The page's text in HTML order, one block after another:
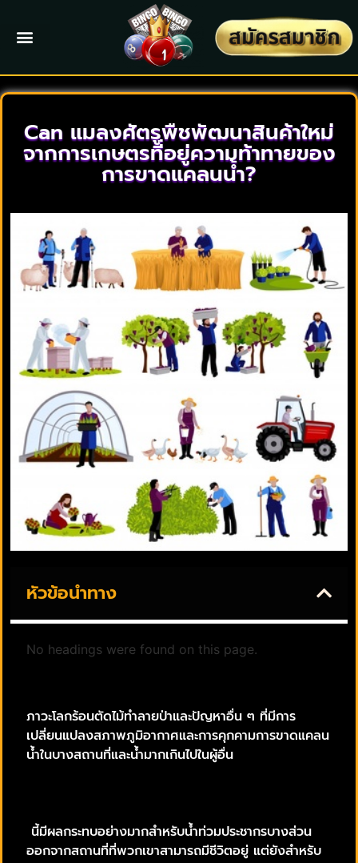
Can แมลงศัตรูพืชพัฒนาสินค้าใหม่
จากการเกษตรที่อยู่ความท้าทายของ
การขาดแคลนน้ำ?
หัวข้อนำทาง
No headings were found on this page.
ภาวะโลกร้อนตัดไม้ทำลายป่าและปัญหาอื่น ๆ ที่มีการ
เปลี่ยนแปลงสภาพภูมิอากาศและการคุกคามการขาดแคลน
น้ำในบางสถานที่และน้ำมากเกินไปในผู้อื่น
นี้มีผลกระทบอย่างมากสำหรับน้ำท่วมประชากรบางส่วน
ออกจากสถานที่ที่พวกเขาสามารถมีชีวิตอยู่ แต่ยังสำหรับ